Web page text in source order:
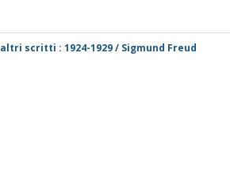
scritti : 1924-1929 / Sigmund Freud